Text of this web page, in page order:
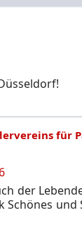
für
der